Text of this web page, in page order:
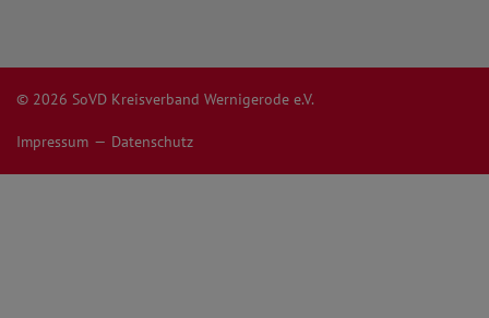
© 2026 SoVD Kreisverband Wernigerode e.V.
Impressum Datenschutz